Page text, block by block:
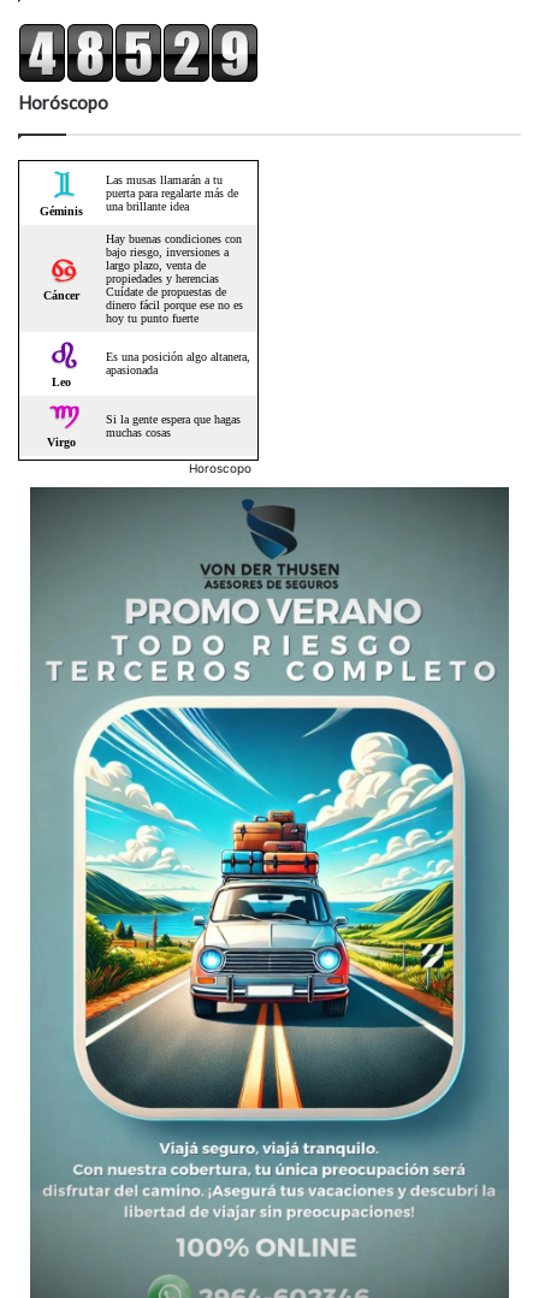
Horóscopo
Horoscopo